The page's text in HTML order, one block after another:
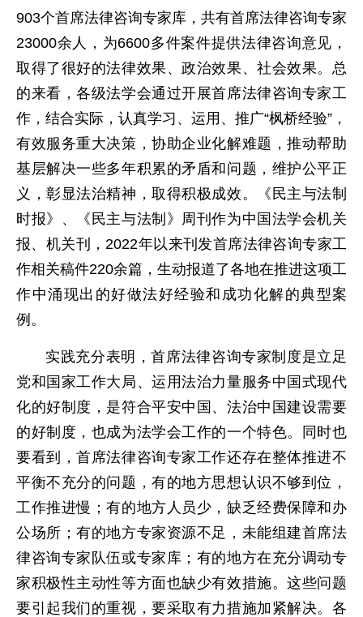
903个首席法律咨询专家库，共有首席法律咨询专家
23000余人，为6600多件案件提供法律咨询意见，
取得了很好的法律效果、政治效果、社会效果。总
的来看，各级法学会通过开展首席法律咨询专家工
作，结合实际，认真学习、运用、推广“枫桥经验”，
有效服务重大决策，协助企业化解难题，推动帮助
基层解决一些多年积累的矛盾和问题，维护公平正
义，彰显法治精神，取得积极成效。《民主与法制
时报》、《民主与法制》周刊作为中国法学会机关
报、机关刊，2022年以来刊发首席法律咨询专家工
作相关稿件220余篇，生动报道了各地在推进这项工
作中涌现出的好做法好经验和成功化解的典型案
例。
实践充分表明，首席法律咨询专家制度是立足
党和国家工作大局、运用法治力量服务中国式现代
化的好制度，是符合平安中国、法治中国建设需要
的好制度，也成为法学会工作的一个特色。同时也
要看到，首席法律咨询专家工作还存在整体推进不
平衡不充分的问题，有的地方思想认识不够到位，
工作推进慢；有的地方人员少，缺乏经费保障和办
公场所；有的地方专家资源不足，未能组建首席法
律咨询专家队伍或专家库；有的地方在充分调动专
家积极性主动性等方面也缺少有效措施。这些问题
要引起我们的重视，要采取有力措施加紧解决。各